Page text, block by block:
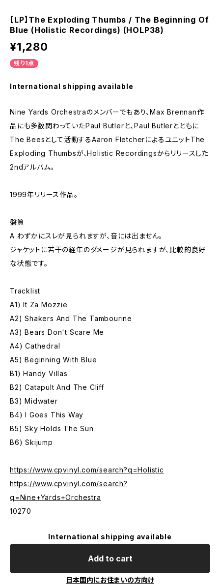
【LP】The Exploding Thumbs / The Beginning Of
Blue (Holistic Recordings) (HOLP38)
¥1,280
残り1点
International shipping available
Nine Yards Orchestraのメンバーでもあり、Max Brennan作
品にも多数関わっていたPaul Butlerと、Paul Butlerとともに
The Beesとして活動するAaron FletcherによるユニットThe
Exploding Thumbsが、Holistic Recordingsからリリースした
2ndアルバム。
1999年リリース作品。
盤質
A わずかにスレが見られますが、音には出ません。
ジャケットに若干の経年のダメージが見られますが、比較的良好
な状態です。
Tracklist
A1) It Za Mozzie
A2) Shakers And The Tambourine
A3) Bears Don't Scare Me
A4) Cathedral
A5) Beginning With Blue
B1) Handy Villas
B2) Catapult And The Cliff
B3) Midwater
B4) I Goes This Way
B5) Sky Holds The Sun
B6) Skijump
https://www.cpvinyl.com/search?q=Holistic
https://www.cpvinyl.com/search?
q=Nine+Yards+Orchestra
10270
International shipping available
Add to cart
日本国内にお住まいの方向け